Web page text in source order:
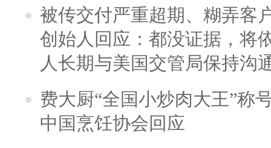
被传交付严重超期、糊弄客
创始人回应：都没证据，将
人长期与美国交管局保持沟
费大厨“全国小炒肉大王”称
中国烹饪协会回应